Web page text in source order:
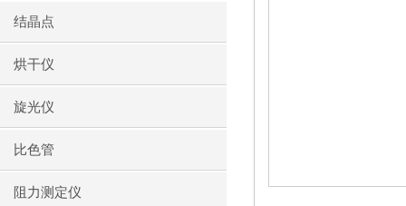
结晶点
烘干仪
旋光仪
比色管
阻力测定仪